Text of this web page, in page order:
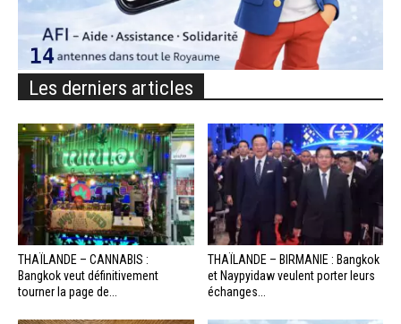
Les derniers articles
THAÏLANDE – CANNABIS :
Bangkok veut définitivement
tourner la page de...
THAÏLANDE – BIRMANIE : Bangkok
et Naypyidaw veulent porter leurs
échanges...